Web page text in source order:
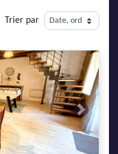
Trier par
Next